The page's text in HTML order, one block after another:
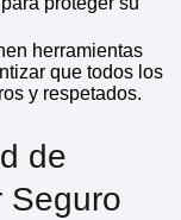
herramientas
que todos los
y respetados.
de
Seguro